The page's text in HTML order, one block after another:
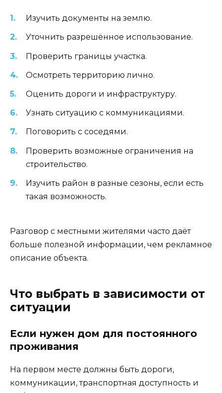
Изучить документы на землю.
Уточнить разрешённое использование.
Проверить границы участка.
Осмотреть территорию лично.
Оценить дороги и инфраструктуру.
Узнать ситуацию с коммуникациями.
Поговорить с соседями.
Проверить возможные ограничения на
строительство.
Изучить район в разные сезоны, если есть
такая возможность.
Разговор с местными жителями часто даёт
больше полезной информации, чем рекламное
описание объекта.
Что выбрать в зависимости от
ситуации
Если нужен дом для постоянного
проживания
На первом месте должны быть дороги,
коммуникации, транспортная доступность и